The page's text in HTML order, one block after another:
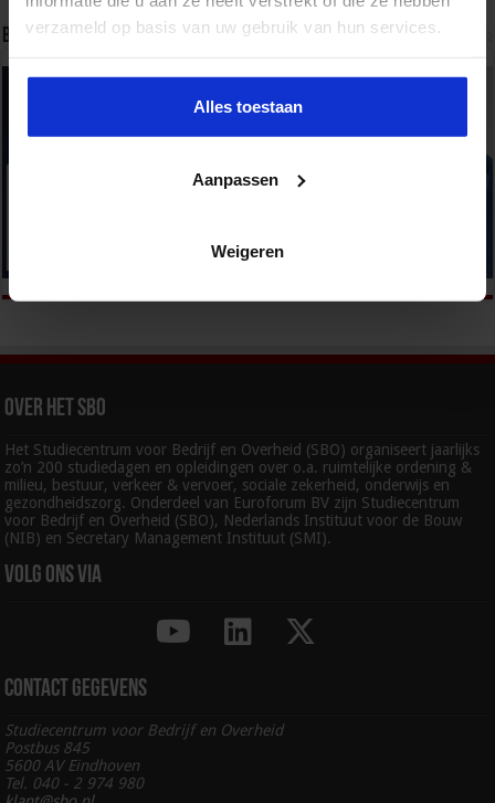
verzameld op basis van uw gebruik van hun services.
Alles toestaan
Aanpassen
Weigeren
Bekijk onze opleidingen
Over het SBO
Het Studiecentrum voor Bedrijf en Overheid (SBO) organiseert jaarlijks
zo’n 200 studiedagen en opleidingen over o.a. ruimtelijke ordening &
milieu, bestuur, verkeer & vervoer, sociale zekerheid, onderwijs en
gezondheidszorg. Onderdeel van Euroforum BV zijn Studiecentrum
voor Bedrijf en Overheid (SBO), Nederlands Instituut voor de Bouw
(NIB) en Secretary Management Instituut (SMI).
Volg ons via
Contact gegevens
Studiecentrum voor Bedrijf en Overheid
Postbus 845
5600 AV Eindhoven
Tel. 040 - 2 974 980